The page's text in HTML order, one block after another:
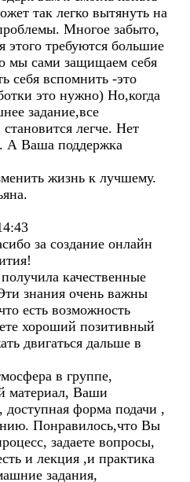
так легко вытянуть на
Многое забыто,
этого требуются большие
мы сами защищаем себя
себя вспомнить -это
это нужно) Но,когда
задание,все
легче. Нет
А Ваша поддержка
жизнь к лучшему.​
за создание онлайн
качественные
знания очень важны
есть возможность
хороший позитивный
двигаться дальше в
в группе,
материал, Ваши
форма подачи ,
Понравилось,что Вы​
задаете вопросы,
и лекция ,и практика
задания,